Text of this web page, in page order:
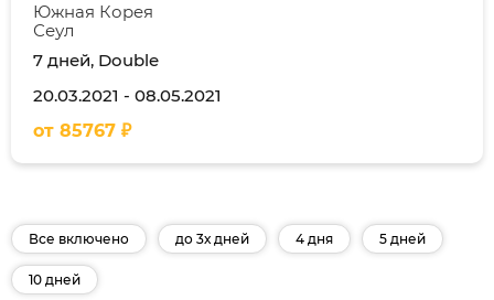
Южная Корея
Сеул
7 дней, Double
20.03.2021 - 08.05.2021
от 85767 ₽
Все включено до 3х дней 4 дня 5 дней
10 дней